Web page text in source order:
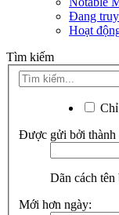
Đang
Hoạt
Tìm kiếm
Được gửi bởi thành
Dãn cách tên
Mới hơn ngày: